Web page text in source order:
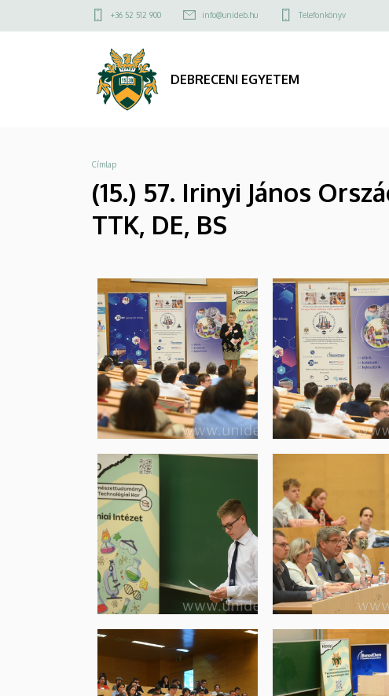
DEBRECENI
EGYETEM
a
Felső
menü
+36 52 512 900 info@unideb.hu Telefonkönyv
DEBRECENI EGYETEM
Morzsa
Címlap
(15.) 57. Irinyi János
TTK, DE, BS